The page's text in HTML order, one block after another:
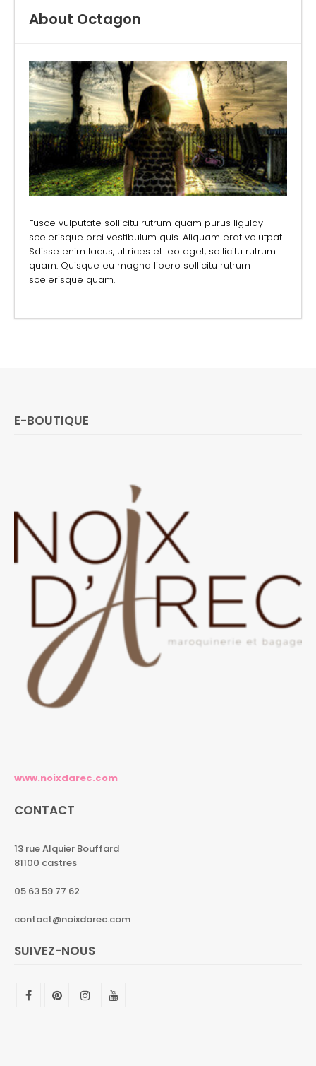
About Octagon
Fusce vulputate sollicitu rutrum quam purus ligulay
scelerisque orci vestibulum quis. Aliquam erat volutpat.
Sdisse enim lacus, ultrices et leo eget, sollicitu rutrum
quam. Quisque eu magna libero sollicitu rutrum
scelerisque quam.
E-BOUTIQUE
www.noixdarec.com
CONTACT
13 rue Alquier Bouffard
81100 castres
05 63 59 77 62
contact@noixdarec.com
SUIVEZ-NOUS